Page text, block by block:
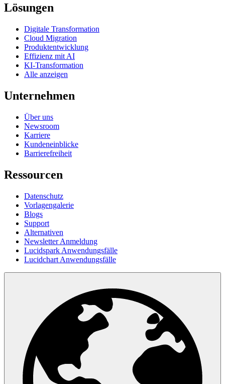
Lösungen
Digitale Transformation
Cloud Migration
Produktentwicklung
Effizienz mit AI
KI-Transformation
Alle anzeigen
Unternehmen
Über uns
Newsroom
Karriere
Kundeneinblicke
Barrierefreiheit
Ressourcen
Datenschutz
Vorlagengalerie
Blogs
Support
Alternativen
Newsletter Anmeldung
Lucidspark Anwendungsfälle
Lucidchart Anwendungsfälle